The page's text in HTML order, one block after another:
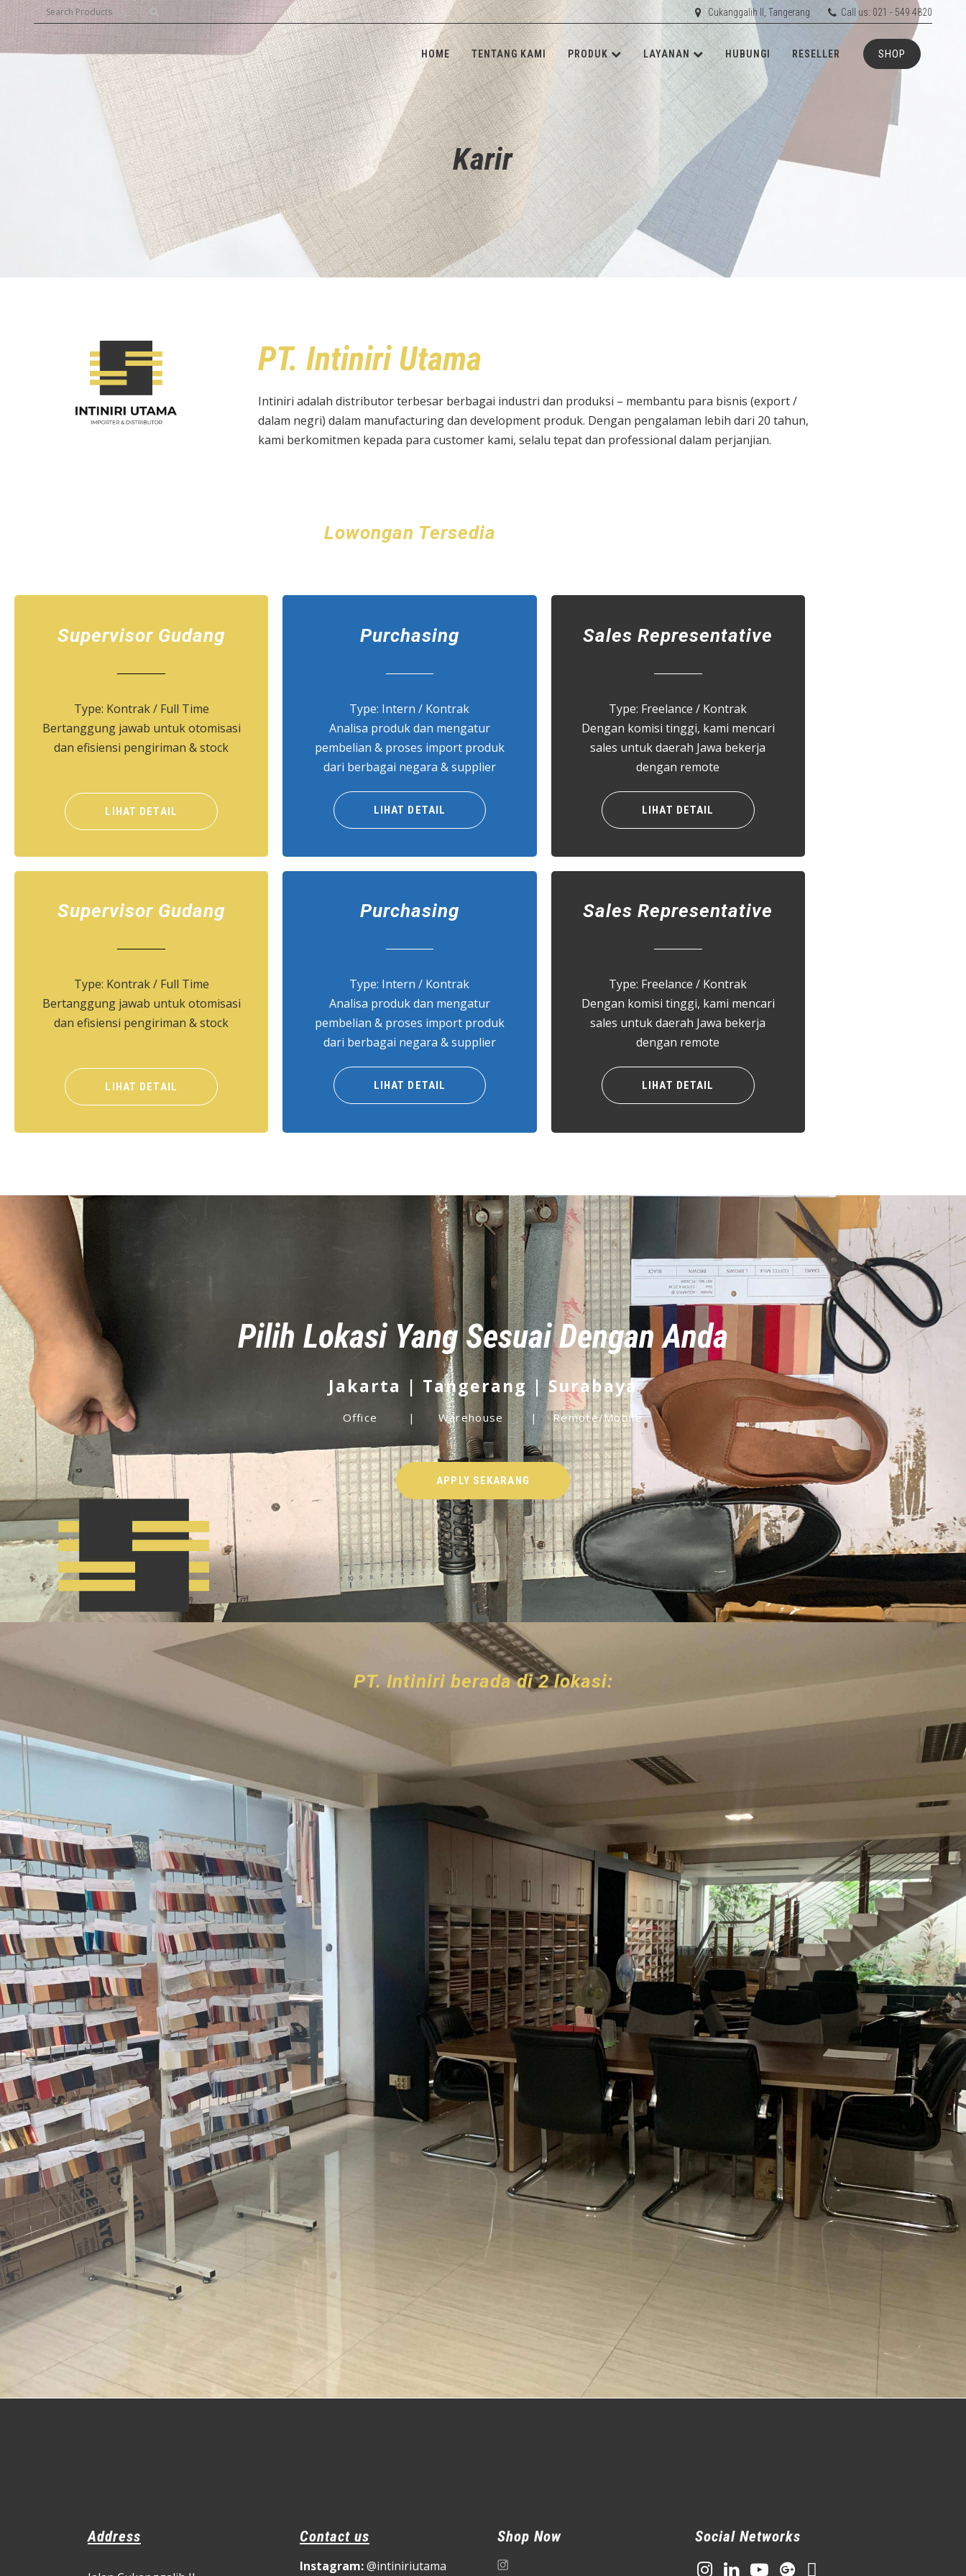
Cukanggalih II, Tangerang Call us: 021 - 549 4820
SHOP
HOME TENTANG KAMI PRODUK
KULIT SINTETIS
INSOLE BOARD
SPONGE & RUBBER
SHANK BOARD
STONE & MACHINERY
NON-WOVEN
ALAT JAHIT
LAYANAN HUBUNGI RESELLER
Karir
PT. Intiniri Utama
Intiniri adalah distributor terbesar berbagai industri dan produksi – membantu para bisnis (export /
dalam negri) dalam manufacturing dan development produk. Dengan pengalaman lebih dari 20 tahun,
kami berkomitmen kepada para customer kami, selalu tepat dan professional dalam perjanjian.
Lowongan Tersedia
Supervisor Gudang
Type: Kontrak / Full Time
Bertanggung jawab untuk otomisasi
dan efisiensi pengiriman & stock
LIHAT DETAIL
Purchasing
Type: Intern / Kontrak
Analisa produk dan mengatur
pembelian & proses import produk
dari berbagai negara & supplier
LIHAT DETAIL
Sales Representative
Type: Freelance / Kontrak
Dengan komisi tinggi, kami mencari
sales untuk daerah Jawa bekerja
dengan remote
LIHAT DETAIL
Supervisor Gudang
Type: Kontrak / Full Time
Bertanggung jawab untuk otomisasi
dan efisiensi pengiriman & stock
LIHAT DETAIL
Purchasing
Type: Intern / Kontrak
Analisa produk dan mengatur
pembelian & proses import produk
dari berbagai negara & supplier
LIHAT DETAIL
Sales Representative
Type: Freelance / Kontrak
Dengan komisi tinggi, kami mencari
sales untuk daerah Jawa bekerja
dengan remote
LIHAT DETAIL
Pilih Lokasi Yang Sesuai Dengan Anda
Jakarta | Tangerang | Surabaya
Office | Warehouse | Remote/Mobile
APPLY SEKARANG
PT. Intiniri berada di 2 lokasi:
Address Contact us
Instagram:@intiniriutama
Shop Now Social Networks